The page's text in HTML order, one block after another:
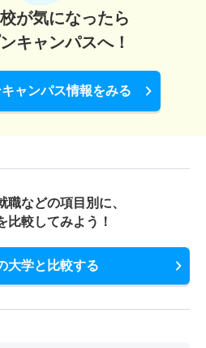
が気になったら
キャンパスへ！
ャンパス情報をみる
職などの項目別に、
比較してみよう！
大学と比較する